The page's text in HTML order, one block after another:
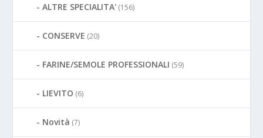
ALTRE SPECIALITA' (156)
CONSERVE (20)
FARINE/SEMOLE PROFESSIONALI (59)
LIEVITO (6)
Novità (7)